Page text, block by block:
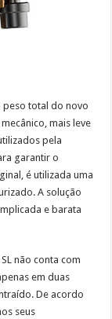
total do novo
mais leve
pela
garantir o
é utilizada uma
A solução
e barata
não conta com
em duas
De acordo
seus